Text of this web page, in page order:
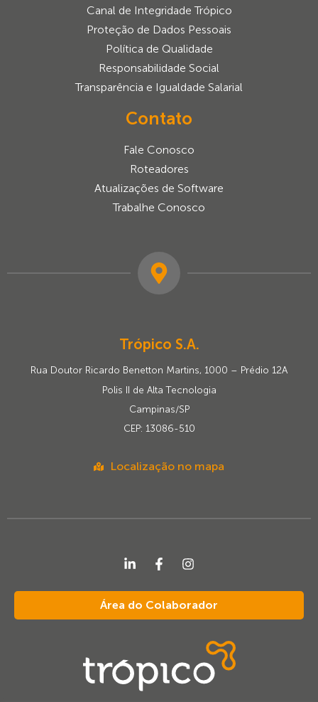
Canal de Integridade Trópico
Proteção de Dados Pessoais
Política de Qualidade
Responsabilidade Social
Transparência e Igualdade Salarial
Contato
Fale Conosco
Roteadores
Atualizações de Software
Trabalhe Conosco
Trópico S.A.
Rua Doutor Ricardo Benetton Martins, 1000 – Prédio 12A
Polis II de Alta Tecnologia
Campinas/SP
CEP: 13086-510
Localização no mapa
Área do Colaborador